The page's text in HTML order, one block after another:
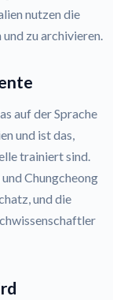
nutzen die
zu archivieren.
auf der Sprache
und ist das,
trainiert sind.
Chungcheong
und die